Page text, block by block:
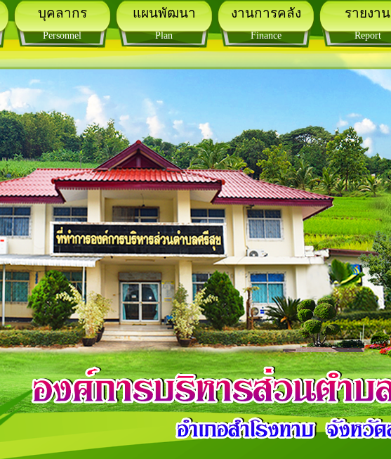
บุคลากร
Personnel
แผนพัฒนา
Plan
งานการคลัง
Finance
รายงาน
Report